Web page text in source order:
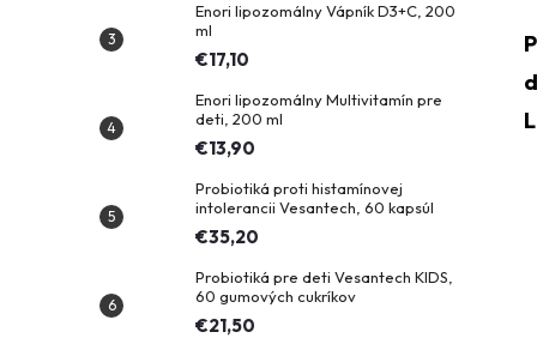
ý
p
n
e
Enori lipozomálny Vápník D3+C, 200
ml
€17,10
Enori lipozomálny Multivitamín pre
deti, 200 ml
€13,90
Probiotiká proti histamínovej
intolerancii Vesantech, 60 kapsúl
€35,20
Probiotiká pre deti Vesantech KIDS,
60 gumových cukríkov
€21,50